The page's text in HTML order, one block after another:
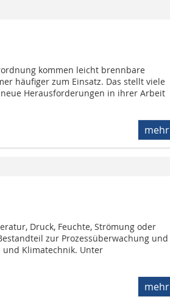
kommen leicht brennbare
häufiger zum Einsatz. Das stellt viele
Herausforderungen in ihrer Arbeit
mehr
Druck, Feuchte, Strömung oder
zur Prozessüberwachung und
Klimatechnik. Unter
mehr